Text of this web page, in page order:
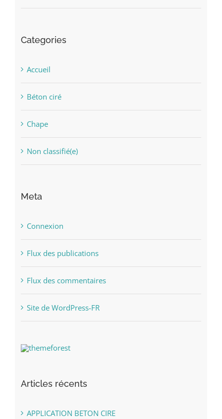
Categories
Accueil
Béton ciré
Chape
Non classifié(e)
Meta
Connexion
Flux des publications
Flux des commentaires
Site de WordPress-FR
Articles récents
APPLICATION BETON CIRE